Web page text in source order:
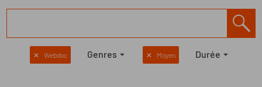
✕ Webdoc Genres ✕ Moyen Durée